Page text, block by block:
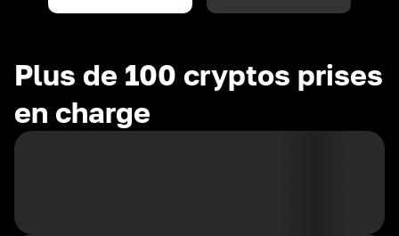
Plus de 100 cryptos prises
en charge